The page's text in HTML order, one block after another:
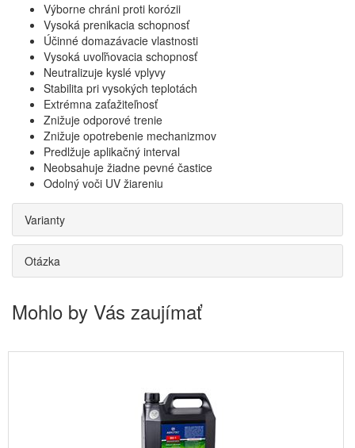
Výborne chráni proti korózii
Vysoká prenikacia schopnosť
Účinné domazávacie vlastnosti
Vysoká uvoľňovacia schopnosť
Neutralizuje kyslé vplyvy
Stabilita pri vysokých teplotách
Extrémna zaťažiteľnosť
Znižuje odporové trenie
Znižuje opotrebenie mechanizmov
Predlžuje aplikačný interval
Neobsahuje žiadne pevné častice
Odolný voči UV žiareniu
Varianty
Otázka
Mohlo by Vás zaujímať